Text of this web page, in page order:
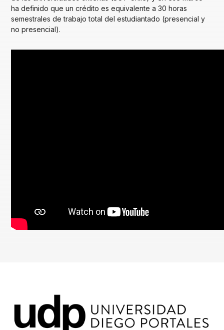
ha definido que un crédito es equivalente a 30 horas
semestrales de trabajo total del estudiantado (presencial y
no presencial).